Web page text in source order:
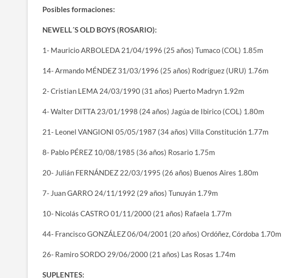
Posibles formaciones:
NEWELL´S OLD BOYS (ROSARIO):
1- Mauricio ARBOLEDA 21/04/1996 (25 años) Tumaco (COL) 1.85m
14- Armando MÉNDEZ 31/03/1996 (25 años) Rodríguez (URU) 1.76m
2- Cristian LEMA 24/03/1990 (31 años) Puerto Madryn 1.92m
4- Walter DITTA 23/01/1998 (24 años) Jagúa de Ibirico (COL) 1.80m
21- Leonel VANGIONI 05/05/1987 (34 años) Villa Constitución 1.77m
8- Pablo PÉREZ 10/08/1985 (36 años) Rosario 1.75m
20- Julián FERNÁNDEZ 22/03/1995 (26 años) Buenos Aires 1.80m
7- Juan GARRO 24/11/1992 (29 años) Tunuyán 1.79m
10- Nicolás CASTRO 01/11/2000 (21 años) Rafaela 1.77m
44- Francisco GONZÁLEZ 06/04/2001 (20 años) Ordóñez, Córdoba 1.70m
26- Ramiro SORDO 29/06/2000 (21 años) Las Rosas 1.74m
SUPLENTES: